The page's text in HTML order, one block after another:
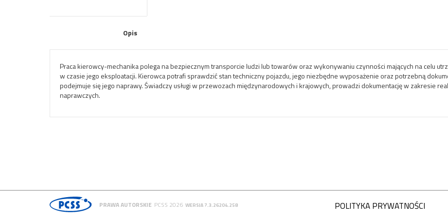
Opis
Praca kierowcy-mechanika polega na bezpiecznym transporcie ludzi lub towarów oraz wykonywaniu czynności mających na celu
w czasie jego eksploatacji. Kierowca potrafi sprawdzić stan techniczny pojazdu, jego niezbędne wyposażenie oraz potrzebną
podejmuje się jego naprawy. Świadczy usługi w przewozach międzynarodowych i krajowych, prowadzi dokumentację w zakresie
naprawczych.
PRAWA AUTORSKIE PCSS 2026 WERSJA 7.3.26204.258 POLITYKA PRYWATNOŚCI